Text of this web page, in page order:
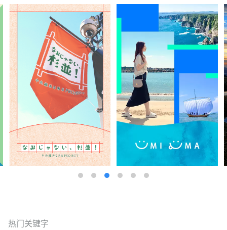
热门关键字